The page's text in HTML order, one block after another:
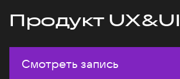
Продукт UX&UI
Смотреть запись